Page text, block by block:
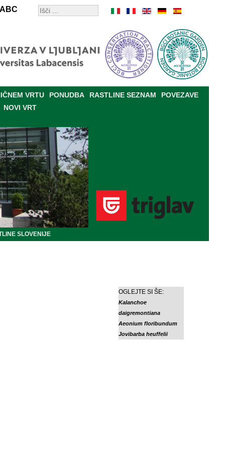
ABC
VRTU PONUDBA RASTLINE SEZNAM
POVEZAVE
NOVI VRT
SLOVENIJE
OGLEJTE SI ŠE:
Kalanchoe
daigremontiana
Aeonium floribundum
Jovibarba heuffelii